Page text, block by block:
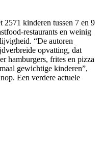
2571 kinderen tussen 7 en 9
restaurants en weinig
“De autoren
opvatting, dat
hamburgers, frites en pizza
gewichtige kinderen”,
Een verdere actuele